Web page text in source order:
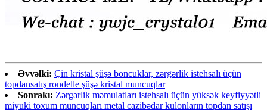
Əvvəlki: Çin kristal şüşə boncuklar, zərgərlik istehsalı üçün
topdansatış rondelle şüşə kristal muncuqlar
Sonrakı: Zərgərlik məmulatları istehsalı üçün yüksək keyfiyyətli
miyuki toxum muncuqları metal cazibədar kulonların topdan satışı